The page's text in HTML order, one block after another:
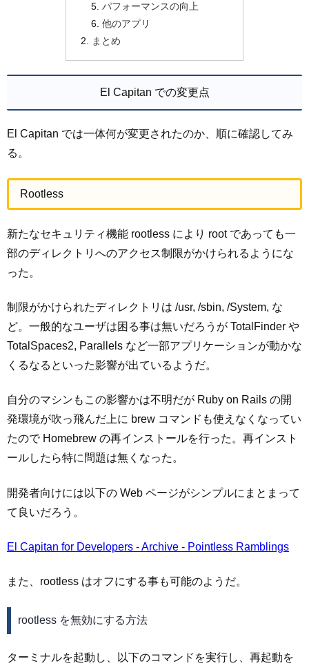
パフォーマンスの向上
他のアプリ
まとめ
El Capitan での変更点
El Capitan では一体何が変更されたのか、順に確認してみ
る。
Rootless
新たなセキュリティ機能 rootless により root であっても一
部のディレクトリへのアクセス制限がかけられるようにな
った。
制限がかけられたディレクトリは /usr, /sbin, /System, な
ど。一般的なユーザは困る事は無いだろうが TotalFinder や
TotalSpaces2, Parallels など一部アプリケーションが動かな
くるなるといった影響が出ているようだ。
自分のマシンもこの影響かは不明だが Ruby on Rails の開
発環境が吹っ飛んだ上に brew コマンドも使えなくなってい
たので Homebrew の再インストールを行った。再インスト
ールしたら特に問題は無くなった。
開発者向けには以下の Web ページがシンプルにまとまって
て良いだろう。
El Capitan for Developers - Archive - Pointless Ramblings
また、rootless はオフにする事も可能のようだ。
rootless を無効にする方法
ターミナルを起動し、以下のコマンドを実行し、再起動を